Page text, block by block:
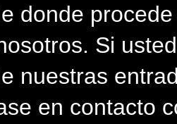
donde
Si
nuestras
en contacto